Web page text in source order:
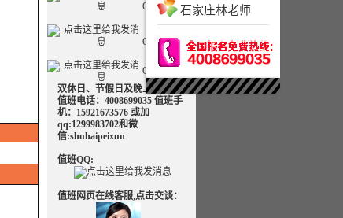
QQ客服一
QQ客服二
QQ客服三
双休日、节假日及晚上可致电
值班电话：4008699035 值班手
机：15921673576 或加
qq:1299983702和微
信:shuhaipeixun
值班QQ:
值班网页在线客服,点击交谈：
石家庄林老师